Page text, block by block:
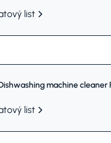
list
machine cleaner
list